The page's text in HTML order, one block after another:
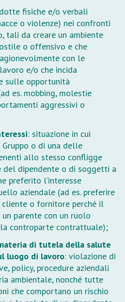
fisiche e/o verbali
o violenze) nei confronti
tali da creare un ambiente
o offensivo e che
con le
e/o che incida
sulle opportunità
es. mobbing, molestie
aggressivi o
: situazione in cui
Gruppo o di una delle
allo stesso confligge
del dipendente o di soggetti a
preferito l’interesse
aziendale (ad es. preferire
o fornitore perché il
parente con un ruolo
controparte contrattuale);
di tutela della salute
luogo di lavoro: violazione di
policy, procedure aziendali
ambientale, nonché tutte
che comportano un rischio